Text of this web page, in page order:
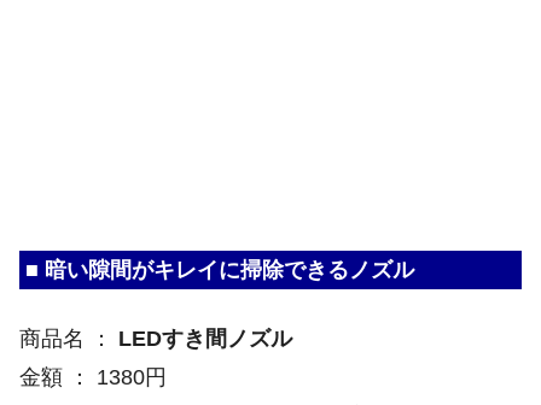
■ 暗い隙間がキレイに掃除できるノズル
商品名 ： LEDすき間ノズル
金額 ： 1380円